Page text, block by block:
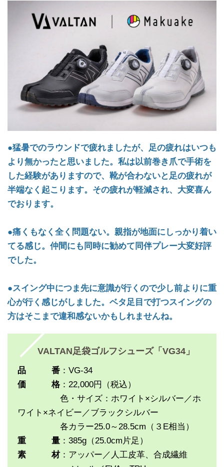
●猛暑でのラウンドで疲れましたが、足の疲れはいつも
より無かったと思いました。私は以前巻き爪で手術を
した経験がありますので、靴が合わないと足の疲れが
半端なく起こります。その疲れが軽減され、大変喜ん
でおります。
●痛くもなく全く問題ない。親指が地面にしっかり着い
てる感じ。仲間にも同時に勧めて同伴プレー大変好評
でした。
●スイング中につま先に意識が行くので少し前よりに重
心が行く感じがしました。ベタ足目で打つスイングの
方はそこまで違和感ないかもしれませんね。
VALTAN足袋ゴルフシューズ「VG34」
品 番 ：VG-34
価 格：22,000円（税込）
色・サイズ：ホワイト×シルバー／ホ
ワイト×ネイビー／ブラックシルバー
各カラー25.0～28.5cm（３E相当）
重 量 ：385g（25.0cm片足）
素 材：アッパー／人工皮革、合成繊維